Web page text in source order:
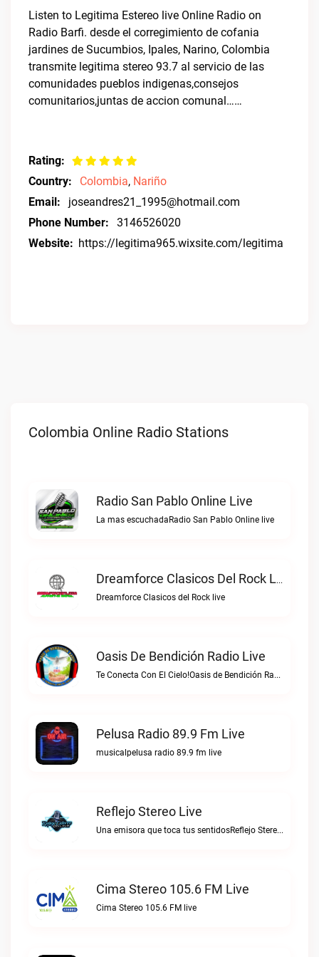
Listen to Legitima Estereo live Online Radio on
Radio Barfi. desde el corregimiento de cofania
jardines de Sucumbios, Ipales, Narino, Colombia
transmite legitima stereo 93.7 al servicio de las
comunidades pueblos indigenas,consejos
comunitarios,juntas de accion comunal……
Rating:
Country:
Colombia, Nariño
Email:
joseandres21_1995@hotmail.com
Phone Number:
3146526020
Website: https://legitima965.wixsite.com/legitima
Colombia Online Radio Stations
Radio San Pablo Online Live
La mas escuchadaRadio San Pablo Online live
Dreamforce Clasicos Del Rock Live
Dreamforce Clasicos del Rock live
Oasis De Bendición Radio Live
Te Conecta Con El Cielo!Oasis de Bendición Radio live
Pelusa Radio 89.9 Fm Live
musicalpelusa radio 89.9 fm live
Reflejo Stereo Live
Una emisora que toca tus sentidosReflejo Stereo live
Cima Stereo 105.6 FM Live
Cima Stereo 105.6 FM live